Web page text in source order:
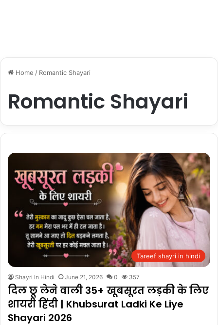
Home / Romantic Shayari
Romantic Shayari
Tareef shayri in hindi
Shayri In Hindi June 21, 2026 0 357
दिल छू लेने वाली 35+ खूबसूरत लड़की के लिए
शायरी हिंदी | Khubsurat Ladki Ke Liye
Shayari 2026